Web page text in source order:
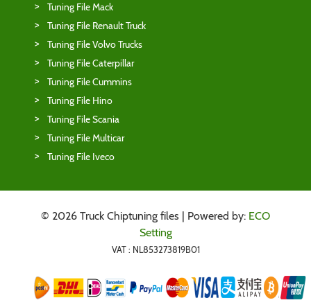
Tuning File Mack
Tuning File Renault Truck
Tuning File Volvo Trucks
Tuning File Caterpillar
Tuning File Cummins
Tuning File Hino
Tuning File Scania
Tuning File Multicar
Tuning File Iveco
© 2026 Truck Chiptuning files | Powered by: ECO
Setting
VAT : NL853273819B01